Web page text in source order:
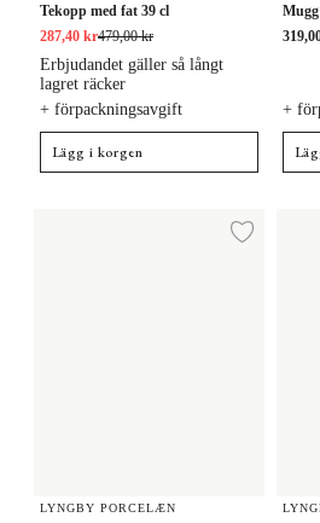
Tekopp med fat 39 cl
287,40 kr479,00 kr
+ förpackningsavgift
Erbjudandet gäller så långt
lagret räcker
Lägg i korgen
+
Lägg
LYNGBY PORCELÆN